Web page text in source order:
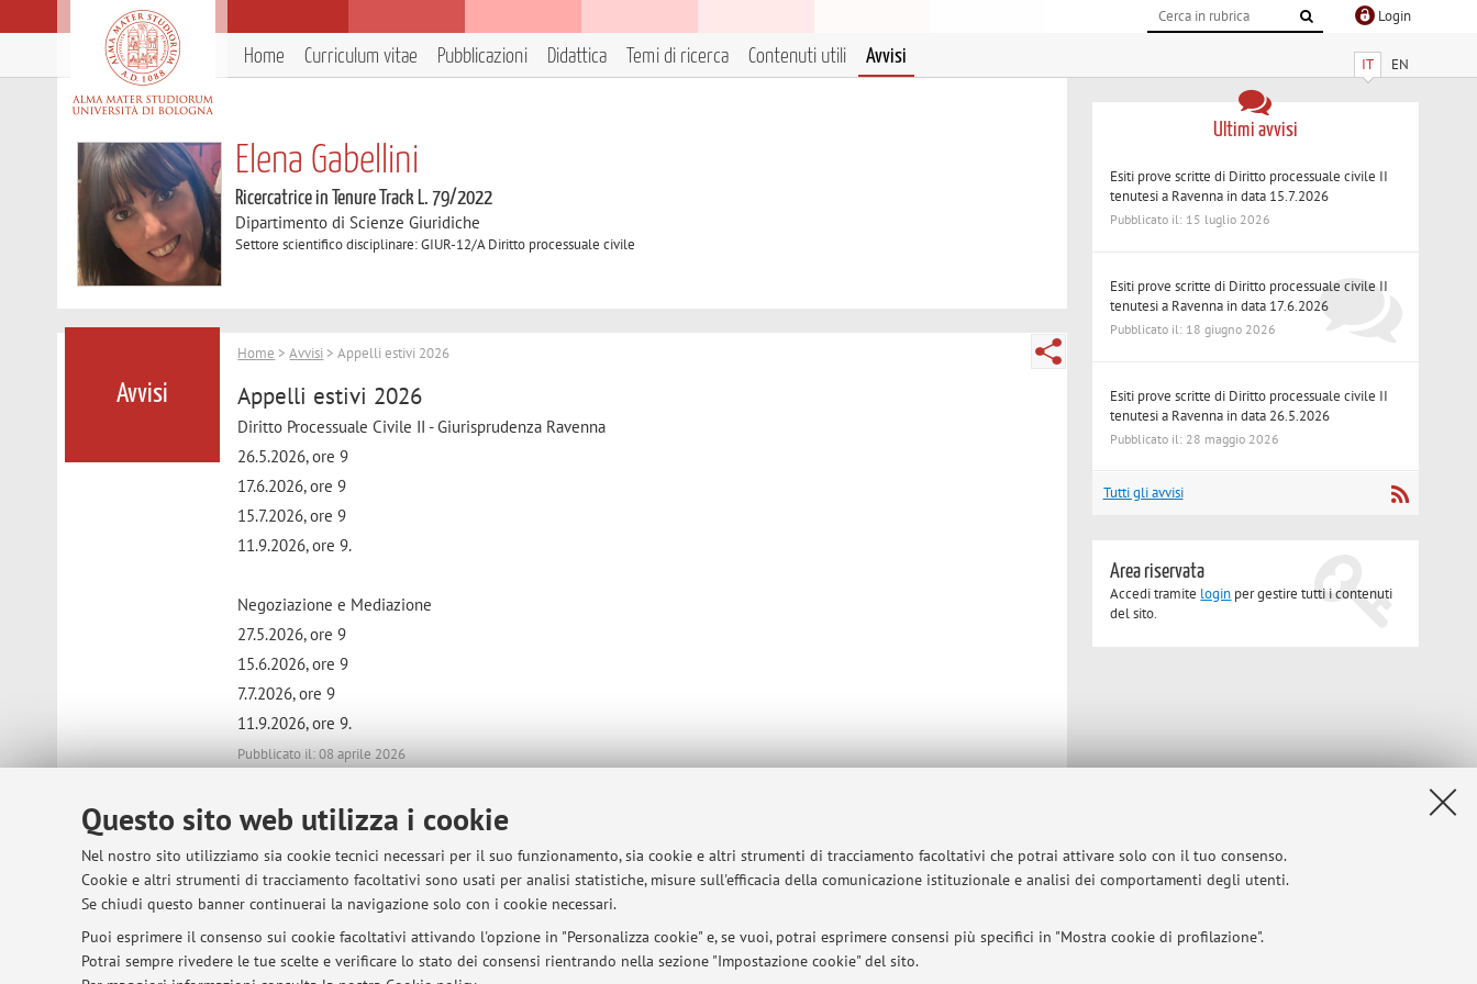
Questo sito web utilizza i cookie
Nel nostro sito utilizziamo sia cookie tecnici necessari per il suo funzionamento, sia cookie e altri strumenti di tracciamento facoltativi che potrai attivare solo con il tuo consenso.
Cookie e altri strumenti di tracciamento facoltativi sono usati per analisi statistiche, misure sull'efficacia della comunicazione istituzionale e analisi dei comportamenti degli utenti.
Se chiudi questo banner continuerai la navigazione solo con i cookie necessari.
Puoi esprimere il consenso sui cookie facoltativi attivando l'opzione in "Personalizza cookie" e, se vuoi, potrai esprimere consensi più specifici in "Mostra cookie di profilazione".
Potrai sempre rivedere le tue scelte e verificare lo stato dei consensi rientrando nella sezione "Impostazione cookie" del sito.
Login
IT EN
Home Curriculum vitae Pubblicazioni Didattica Temi di ricerca Contenuti utili Avvisi
Elena Gabellini
Ricercatrice in Tenure Track L. 79/2022
Dipartimento di Scienze Giuridiche
Settore scientifico disciplinare: GIUR-12/A Diritto processuale civile
Avvisi
Home >Avvisi > Appelli estivi 2026
Appelli estivi 2026
Diritto Processuale Civile II - Giurisprudenza Ravenna
26.5.2026, ore 9
17.6.2026, ore 9
15.7.2026, ore 9
11.9.2026, ore 9.
Negoziazione e Mediazione
27.5.2026, ore 9
15.6.2026, ore 9
7.7.2026, ore 9
11.9.2026, ore 9.
Pubblicato il: 08 aprile 2026
Ultimi avvisi
Esiti prove scritte di Diritto processuale civile II
tenutesi a Ravenna in data 15.7.2026
Pubblicato il: 15 luglio 2026
Esiti prove scritte di Diritto processuale civile II
tenutesi a Ravenna in data 17.6.2026
Pubblicato il: 18 giugno 2026
Esiti prove scritte di Diritto processuale civile II
tenutesi a Ravenna in data 26.5.2026
Pubblicato il: 28 maggio 2026
Tutti gli avvisi
Area riservata
Accedi tramite login per gestire tutti i contenuti
del sito.
© 2026 - ALMA MATER STUDIORUM - Università di Bologna - Via Zamboni, 33 - 40126 Bologna - Partita IVA: 01131710376 Privacy|Note legali|Impostazioni Cookie